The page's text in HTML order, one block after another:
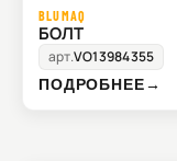
BLUMAQ
БОЛТ
арт.VO13984355
ПОДРОБНЕЕ→